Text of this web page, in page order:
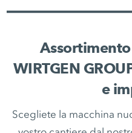
WIRTGEN
e
Scegliete la macchina